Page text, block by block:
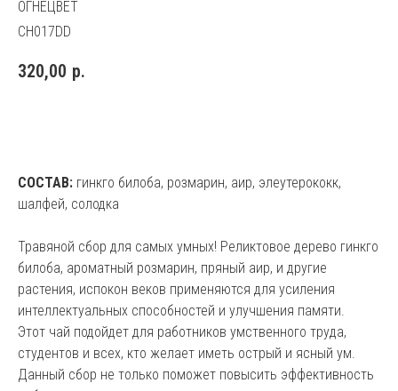
ОГНЕЦВЕТ
CH017DD
320,00 р.
СОСТАВ: гинкго билоба, розмарин, аир, элеутерококк,
шалфей, солодка
Травяной сбор для самых умных! Реликтовое дерево гинкго
билоба, ароматный розмарин, пряный аир, и другие
растения, испокон веков применяются для усиления
интеллектуальных способностей и улучшения памяти.
Этот чай подойдет для работников умственного труда,
студентов и всех, кто желает иметь острый и ясный ум.
Данный сбор не только поможет повысить эффективность